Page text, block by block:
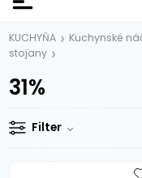
KUCHYŇA Kuchynské
stojany
31%
Filter